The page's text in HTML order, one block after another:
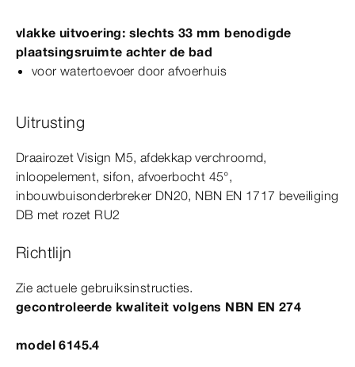
vlakke uitvoering: slechts 33 mm benodigde
plaatsingsruimte achter de bad
voor watertoevoer door afvoerhuis
Uitrusting
DraairozetVisign M5, afdekkap verchroomd,
inloopelement, sifon, afvoerbocht 45°,
inbouwbuisonderbreker DN20, NBN EN 1717 beveiliging
DB met rozet RU2
Richtlijn
Zie actuele gebruiksinstructies.
gecontroleerde kwaliteit volgens NBN EN 274
model 6145.4